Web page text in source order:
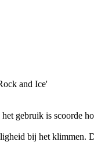
gebruik is scoorde
bij het klimmen.